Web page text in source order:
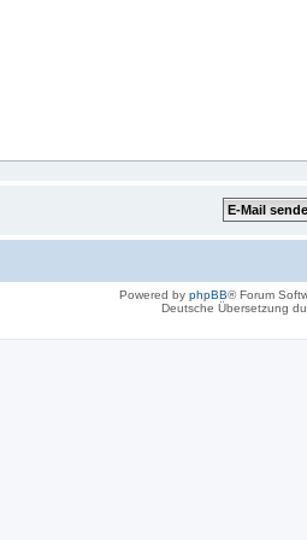
Powered by phpBB® Forum
Deutsche Übersetzung